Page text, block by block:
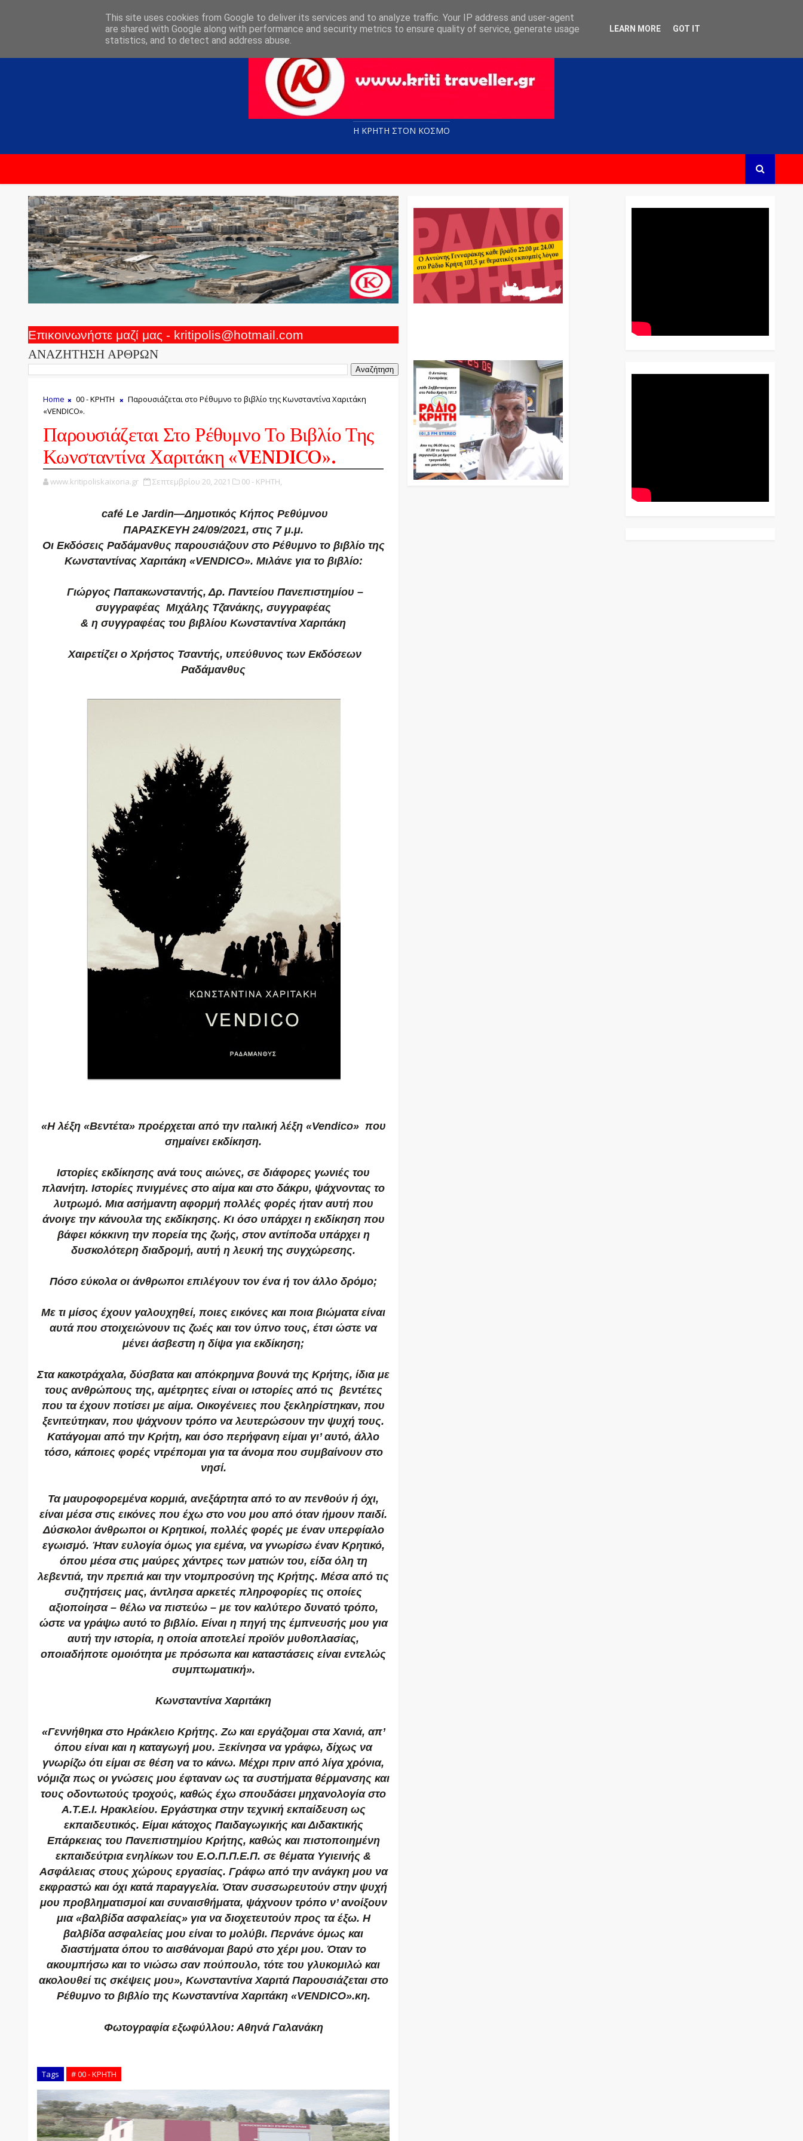
Η ΚΡΗΤΗ ΣΤΟN KOΣΜΟ
Επικοινωνήστε μαζί μας - kritipolis@hotmail.com
ΑΝΑΖΗΤΗΣΗ ΑΡΘΡΩΝ
Home 00 - ΚΡΗΤΗ
Παρουσιάζεται στο Ρέθυμνο το βιβλίο της Κωνσταντίνα Χαριτάκη
«VENDICO».
Παρουσιάζεται Στο Ρέθυμνο Το Βιβλίο Της
Κωνσταντίνα Χαριτάκη «VENDICO».
www.kritipoliskaixoria.gr Σεπτεμβρίου 20, 2021 00 - ΚΡΗΤΗ,
café Le Jardin—Δημοτικός Κήπος Ρεθύμνου
ΠΑΡΑΣΚΕΥΗ 24/09/2021, στις 7 μ.μ.
Οι Εκδόσεις Ραδάμανθυς παρουσιάζουν στο Ρέθυμνο το βιβλίο της
Κωνσταντίνας Χαριτάκη «VENDICO». Μιλάνε για το βιβλίο:
Γιώργος Παπακωνσταντής, Δρ. Παντείου Πανεπιστημίου –
συγγραφέας Μιχάλης Τζανάκης, συγγραφέας
& η συγγραφέας του βιβλίου Κωνσταντίνα Χαριτάκη
Χαιρετίζει ο Χρήστος Τσαντής, υπεύθυνος των Εκδόσεων
Ραδάμανθυς
«Η λέξη «Βεντέτα» προέρχεται από την ιταλική λέξη «Vendico» που
σημαίνει εκδίκηση.
Ιστορίες εκδίκησης ανά τους αιώνες, σε διάφορες γωνιές του
πλανήτη. Ιστορίες πνιγμένες στο αίμα και στο δάκρυ, ψάχνοντας το
λυτρωμό. Μια ασήμαντη αφορμή πολλές φορές ήταν αυτή που
άνοιγε την κάνουλα της εκδίκησης. Κι όσο υπάρχει η εκδίκηση που
βάφει κόκκινη την πορεία της ζωής, στον αντίποδα υπάρχει η
δυσκολότερη διαδρομή, αυτή η λευκή της συγχώρεσης.
Πόσο εύκολα οι άνθρωποι επιλέγουν τον ένα ή τον άλλο δρόμο;
Με τι μίσος έχουν γαλουχηθεί, ποιες εικόνες και ποια βιώματα είναι
αυτά που στοιχειώνουν τις ζωές και τον ύπνο τους, έτσι ώστε να
μένει άσβεστη η δίψα για εκδίκηση;
Στα κακοτράχαλα, δύσβατα και απόκρημνα βουνά της Κρήτης, ίδια με
τους ανθρώπους της, αμέτρητες είναι οι ιστορίες από τις βεντέτες
που τα έχουν ποτίσει με αίμα. Οικογένειες που ξεκληρίστηκαν, που
ξενιτεύτηκαν, που ψάχνουν τρόπο να λευτερώσουν την ψυχή τους.
Κατάγομαι από την Κρήτη, και όσο περήφανη είμαι γι’ αυτό, άλλο
τόσο, κάποιες φορές ντρέπομαι για τα άνομα που συμβαίνουν στο
νησί.
Τα μαυροφορεμένα κορμιά, ανεξάρτητα από το αν πενθούν ή όχι,
είναι μέσα στις εικόνες που έχω στο νου μου από όταν ήμουν παιδί.
Δύσκολοι άνθρωποι οι Κρητικοί, πολλές φορές με έναν υπερφίαλο
εγωισμό. Ήταν ευλογία όμως για εμένα, να γνωρίσω έναν Κρητικό,
όπου μέσα στις μαύρες χάντρες των ματιών του, είδα όλη τη
λεβεντιά, την πρεπιά και την ντομπροσύνη της Κρήτης. Μέσα από τις
συζητήσεις μας, άντλησα αρκετές πληροφορίες τις οποίες
αξιοποίησα – θέλω να πιστεύω – με τον καλύτερο δυνατό τρόπο,
ώστε να γράψω αυτό το βιβλίο. Είναι η πηγή της έμπνευσής μου για
αυτή την ιστορία, η οποία αποτελεί προϊόν μυθοπλασίας,
οποιαδήποτε ομοιότητα με πρόσωπα και καταστάσεις είναι εντελώς
συμπτωματική».
Κωνσταντίνα Χαριτάκη
«Γεννήθηκα στο Ηράκλειο Κρήτης. Zω και εργάζομαι στα Χανιά, απ’
όπου είναι και η καταγωγή μου. Ξεκίνησα να γράφω, δίχως να
γνωρίζω ότι είμαι σε θέση να το κάνω. Μέχρι πριν από λίγα χρόνια,
νόμιζα πως οι γνώσεις μου έφταναν ως τα συστήματα θέρμανσης και
τους οδοντωτούς τροχούς, καθώς έχω σπουδάσει μηχανολογία στο
Α.Τ.Ε.Ι. Ηρακλείου. Εργάστηκα στην τεχνική εκπαίδευση ως
εκπαιδευτικός. Είμαι κάτοχος Παιδαγωγικής και Διδακτικής
Επάρκειας του Πανεπιστημίου Κρήτης, καθώς και πιστοποιημένη
εκπαιδεύτρια ενηλίκων του Ε.Ο.Π.Π.Ε.Π. σε θέματα Υγιεινής &
Ασφάλειας στους χώρους εργασίας. Γράφω από την ανάγκη μου να
εκφραστώ και όχι κατά παραγγελία. Όταν συσσωρευτούν στην ψυχή
μου προβληματισμοί και συναισθήματα, ψάχνουν τρόπο ν’ ανοίξουν
μια «βαλβίδα ασφαλείας» για να διοχετευτούν προς τα έξω. Η
βαλβίδα ασφαλείας μου είναι το μολύβι. Περνάνε όμως και
διαστήματα όπου το αισθάνομαι βαρύ στο χέρι μου. Όταν το
ακουμπήσω και το νιώσω σαν πούπουλο, τότε του γλυκομιλώ και
ακολουθεί τις σκέψεις μου», Κωνσταντίνα ΧαριτάΠαρουσιάζεται στο
Ρέθυμνο το βιβλίο της Κωνσταντίνα Χαριτάκη «VENDICO».κη.
Φωτογραφία εξωφύλλου: Αθηνά Γαλανάκη
Tags # 00 - ΚΡΗΤΗ
This site uses cookies from Google to deliver its services and to analyze traffic. Your IP address and user-agent
are shared with Google along with performance and security metrics to ensure quality of service, generate usage
statistics, and to detect and address abuse.
LEARN MORE GOT IT